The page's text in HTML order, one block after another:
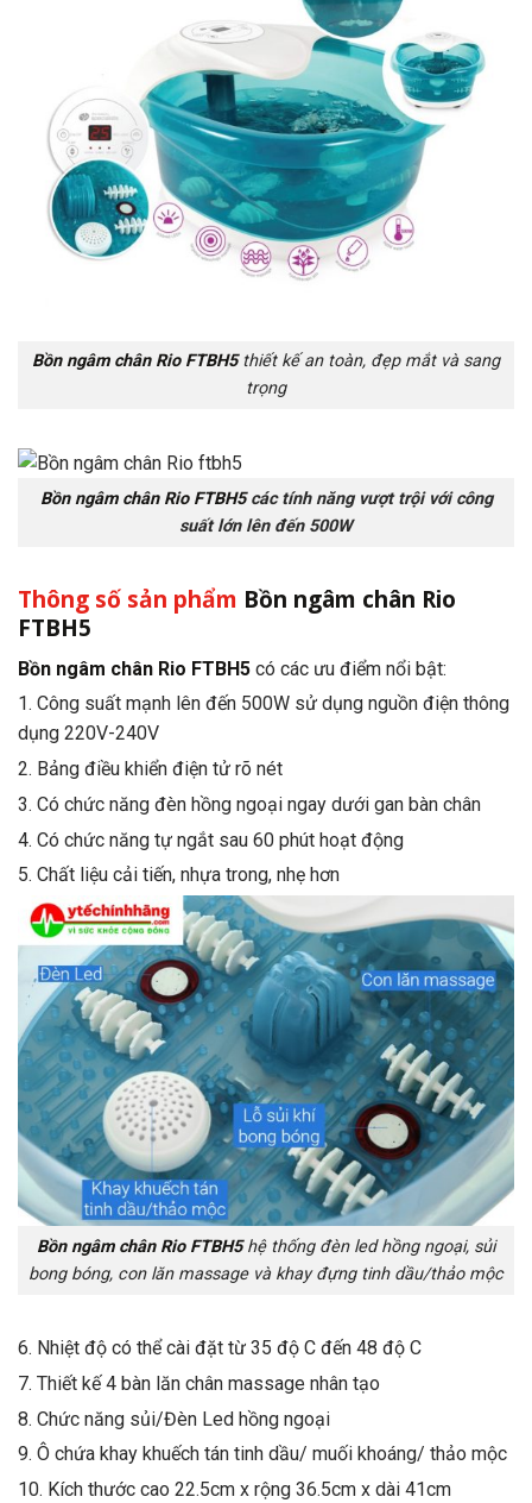
Bồn ngâm chân Rio FTBH5thiết kế an toàn, đẹp mắt và sang
trọng
Bồn ngâm chân Rio FTBH5các tính năng vượt trội với công
suất lớn lên đến 500W
Thông số sản phẩm Bồn ngâm chân Rio
FTBH5
Bồn ngâm chân Rio FTBH5 có các ưu điểm nổi bật:
1. Công suất mạnh lên đến 500W sử dụng nguồn điện thông
dụng 220V-240V
2. Bảng điều khiển điện tử rõ nét
3. Có chức năng đèn hồng ngoại ngay dưới gan bàn chân
4. Có chức năng tự ngắt sau 60 phút hoạt động
5. Chất liệu cải tiến, nhựa trong, nhẹ hơn
Bồn ngâm chân Rio FTBH5hệ thống đèn led hồng ngoại, sủi
bong bóng, con lăn massage và khay đựng tinh dầu/thảo mộc
6. Nhiệt độ có thể cài đặt từ 35 độ C đến 48 độ C
7. Thiết kế 4 bàn lăn chân massage nhân tạo
8. Chức năng sủi/Đèn Led hồng ngoại
9. Ô chứa khay khuếch tán tinh dầu/ muối khoáng/ thảo mộc
10. Kích thước cao 22.5cm x rộng 36.5cm x dài 41cm